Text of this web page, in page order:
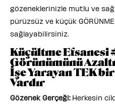
gözeneklerinizle mutlu ve
pürüzsüz ve küçük
sağlayabilirsiniz.
Küçültme Efsanesi
Görünümünü
İşe Yarayan TEK
Vardır
Gözenek Gerçeği:Herkesin